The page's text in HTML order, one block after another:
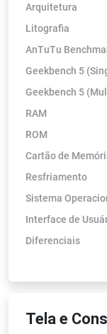
Arquitetura
Litografia
AnTuTu
Geekbench 5
Geekbench 5
RAM
ROM
Cartão de
Resfriamento
Sistema
Interface de
Diferenciais
Tela e